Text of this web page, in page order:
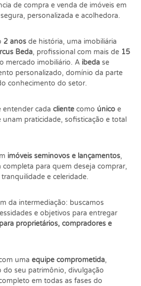
de compra e venda de imóveis em
personalizada e acolhedora.
2 anos de história, uma imobiliária
Beda, profissional com mais de 15
mercado imobiliário. A ibeda se
personalizado, domínio da parte
conhecimento do setor.
entender cada cliente como único e
praticidade, sofisticação e total
imóveis seminovos e lançamentos,
completa para quem deseja comprar,
e celeridade.
da intermediação: buscamos
e objetivos para entregar
proprietários, compradores e
uma equipe comprometida,
do seu patrimônio, divulgação
em todas as fases do